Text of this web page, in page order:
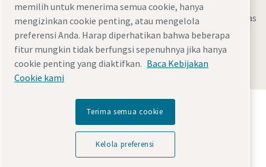
Pemberitahuan Legal & Privasi Kelola preferensi
Aksesibilitas
Peta situs
© 2026 Atlas Copco AB
Temukan bagaimana Atlas Copco Group
memungkinkan teknologi yang mengubah masa
Kunjungi situs web Atlas Copco Group
memilih untuk menerima semua cookie, hanya
mengizinkan cookie penting, atau mengelola
preferensi Anda. Harap diperhatikan bahwa beberapa
fitur mungkin tidak berfungsi sepenuhnya jika hanya
cookie penting yang diaktifkan. Baca Kebijakan
Cookie kami
Terima semua cookie
Kelola preferensi